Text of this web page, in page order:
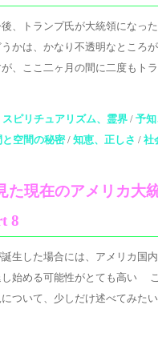
、トランプ氏が大統領になっ
うかは、かなり不透明なところ
、ここ二ヶ月の間に二度もト
スピリチュアリズム、霊界 / 予
と空間の秘密/ 知恵、正しさ / 社
た現在のアメリカ大
8
生した場合には、アメリカ国
始める可能性がとても高い こ
ついて、少しだけ述べてみた